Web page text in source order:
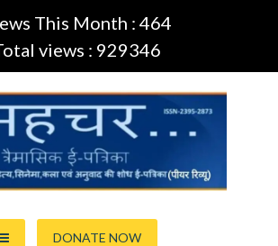
This Month : 464
views : 929346
(ISSN:2395-
DONATE NOW